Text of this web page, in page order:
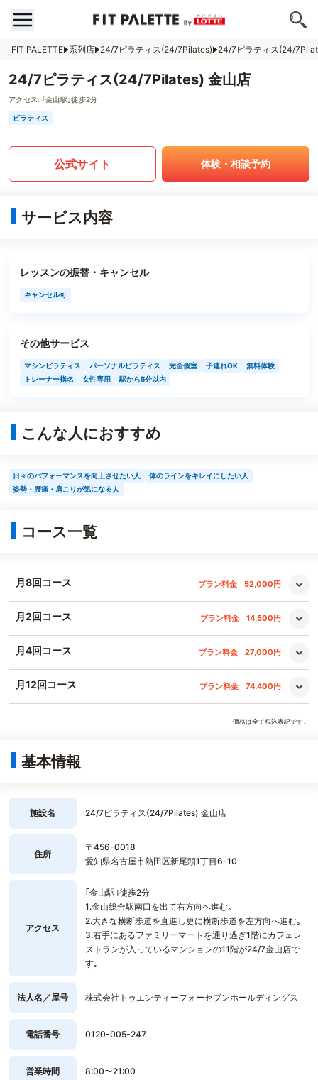
FIT PALETTE 系列店 24/7ピラティス(24/7Pilates) 24/7ピラティス(24/
24/7ピラティス(24/7Pilates) 金山店
アクセス: ｢金山駅｣徒歩2分
ピラティス
公式サイト 体験・相談予約
サービス内容
レッスンの振替・キャンセル
キャンセル可
その他サービス
マシンピラティス パーソナルピラティス 完全個室 子連れOK
無料体験
トレーナー指名
女性専用 駅から5分以内
こんな人におすすめ
日々のパフォーマンスを向上させたい人
体のラインをキレイにしたい人
姿勢・腰痛・肩こりが気になる人
コース一覧
月8回コース プラン料金 52,000円
月2回コース プラン料金 14,500円
月4回コース プラン料金 27,000円
月12回コース プラン料金 74,400円
価格は全て税込表記です。
基本情報
施設名 24/7ピラティス(24/7Pilates) 金山店
住所
〒456-0018
愛知県名古屋市熱田区新尾頭1丁目6-10
アクセス
｢金山駅｣徒歩2分
1.金山総合駅南口を出て右方向へ進む｡
2.大きな横断歩道を直進し更に横断歩道を左方向へ進む｡
3.右手にあるファミリーマートを通り過ぎ1階にカフェレ
ストランが入っているマンションの11階が24/7金山店で
す｡
法人名／屋号 株式会社トゥエンティーフォーセブンホールディングス
電話番号 0120-005-247
営業時間 8:00〜21:00